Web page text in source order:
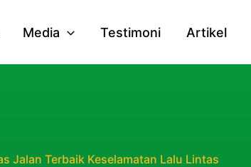
Media Testimoni Artikel
Jalan Terbaik Keselamatan Lalu Lintas